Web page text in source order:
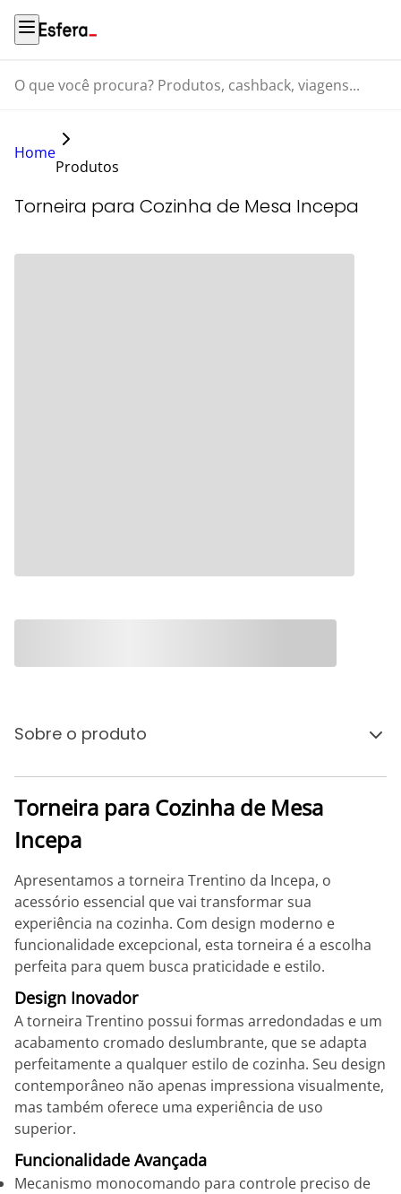
O que você procura? Produtos, cashback, viagens...
Home
Produtos
Torneira para Cozinha de Mesa Incepa
Sobre o produto
Torneira para Cozinha de Mesa
Incepa
Apresentamos a torneira Trentino da Incepa, o
acessório essencial que vai transformar sua
experiência na cozinha. Com design moderno e
funcionalidade excepcional, esta torneira é a escolha
perfeita para quem busca praticidade e estilo.
Design Inovador
A torneira Trentino possui formas arredondadas e um
acabamento cromado deslumbrante, que se adapta
perfeitamente a qualquer estilo de cozinha. Seu design
contemporâneo não apenas impressiona visualmente,
mas também oferece uma experiência de uso
superior.
Funcionalidade Avançada
Mecanismo monocomando para controle preciso de